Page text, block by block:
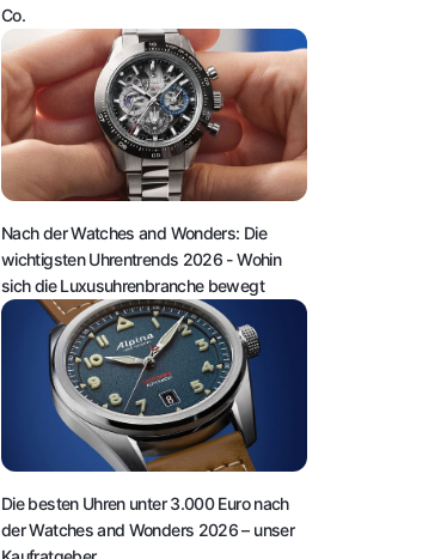
Co.
Nach der Watches and Wonders: Die
wichtigsten Uhrentrends 2026 - Wohin
sich die Luxusuhrenbranche bewegt
Die besten Uhren unter 3.000 Euro nach
der Watches and Wonders 2026 – unser